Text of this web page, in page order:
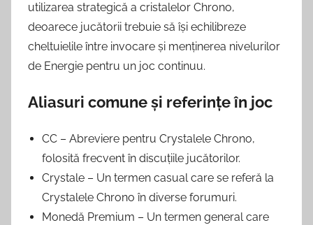
utilizarea strategică a cristalelor Chrono,
deoarece jucătorii trebuie să își echilibreze
cheltuielile între invocare și menținerea nivelurilor
de Energie pentru un joc continuu.
Aliasuri comune și referințe în joc
CC – Abreviere pentru Crystalele Chrono,
folosită frecvent în discuțiile jucătorilor.
Crystale – Un termen casual care se referă la
Crystalele Chrono în diverse forumuri.
Monedă Premium – Un termen general care